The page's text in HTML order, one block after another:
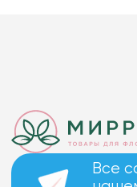
Все